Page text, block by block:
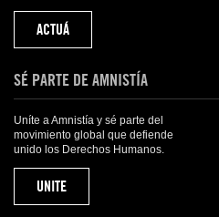
ACTUÁ
SÉ PARTE DE AMNISTÍA
Uníte a Amnistía y sé parte del
movimiento global que defiende
unido los Derechos Humanos.
UNITE